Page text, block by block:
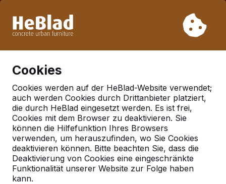
Woche 33 nicht. Bitte berücksichtigen Sie daher längere
Cookies
Cookies werden auf der HeBlad-Website verwendet;
auch werden Cookies durch Drittanbieter platziert,
die durch HeBlad eingesetzt werden. Es ist frei,
Cookies mit dem Browser zu deaktivieren. Sie
können die Hilfefunktion Ihres Browsers
verwenden, um herauszufinden, wo Sie Cookies
deaktivieren können. Bitte beachten Sie, dass die
Deaktivierung von Cookies eine eingeschränkte
Funktionalität unserer Website zur Folge haben
kann.
Deutschland
Referenties in:
Burghausen